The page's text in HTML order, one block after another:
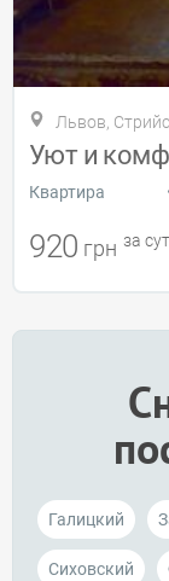
Львов,
Уют и
Квартира
920 грн за
Галицкий
Сиховский